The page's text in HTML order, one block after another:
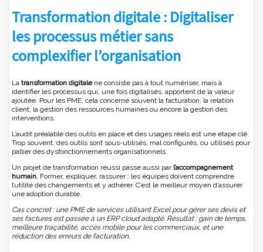
Transformation digitale : Digitaliser
les processus métier sans
complexifier l’organisation
La transformation digitalene consiste pas à tout numériser, mais à
identifier les processus qui, une fois digitalisés, apportent de la valeur
ajoutée. Pour les PME, cela concerne souvent la facturation, la relation
client, la gestion des ressources humaines ou encore la gestion des
interventions.
L’audit préalable des outils en place et des usages réels est une étape clé.
Trop souvent, des outils sont sous-utilisés, mal configurés, ou utilisés pour
pallier des dysfonctionnements organisationnels.
Un projet de transformation réussi passe aussi par l’accompagnement
humain . Former, expliquer, rassurer : les équipes doivent comprendre
l’utilité des changements et y adhérer. C’est le meilleur moyen d’assurer
une adoption durable.
Cas concret : une PME de services utilisant Excel pour gérer ses devis et
ses factures est passée à un ERP cloud adapté. Résultat : gain de temps,
meilleure traçabilité, accès mobile pour les commerciaux, et une
réduction des erreurs de facturation.